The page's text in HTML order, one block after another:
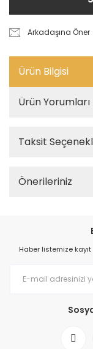
Arkadaşına Öner
Ürün Bilgisi
Ürün Yorumları
Taksit
Önerileriniz
Haber listemize